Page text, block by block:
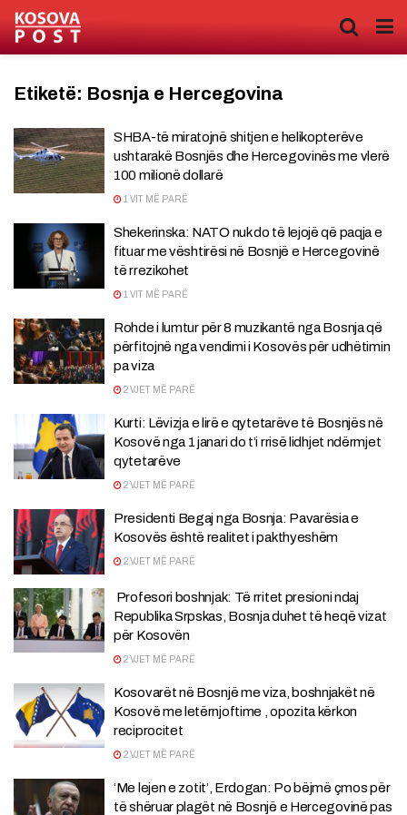
Etiketë: Bosnja e Hercegovina
SHBA-të miratojnë shitjen e helikopterëve
ushtarakë Bosnjës dhe Hercegovinës me vlerë
100 milionë dollarë
1 VIT MË PARË
Shekerinska: NATO nuk do të lejojë që paqja e
fituar me vështirësi në Bosnjë e Hercegovinë
të rrezikohet
1 VIT MË PARË
Rohde i lumtur për 8 muzikantë nga Bosnja që
përfitojnë nga vendimi i Kosovës për udhëtimin
pa viza
2 VJET MË PARË
Kurti: Lëvizja e lirë e qytetarëve të Bosnjës në
Kosovë nga 1 janari do t’i rrisë lidhjet ndërmjet
qytetarëve
2 VJET MË PARË
Presidenti Begaj nga Bosnja: Pavarësia e
Kosovës është realitet i pakthyeshëm
2 VJET MË PARË
Profesori boshnjak: Të rritet presioni ndaj
Republika Srpskas, Bosnja duhet të heqë vizat
për Kosovën
2 VJET MË PARË
Kosovarët në Bosnjë me viza, boshnjakët në
Kosovë me letërnjoftime , opozita kërkon
reciprocitet
2 VJET MË PARË
‘Me lejen e zotit’, Erdogan: Po bëjmë çmos për
të shëruar plagët në Bosnjë e Hercegovinë pas